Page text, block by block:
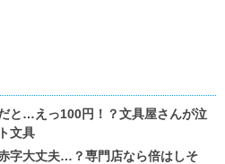
と…えっ100円！？文具屋さんが泣
文具
字大丈夫…？専門店なら倍はしそ